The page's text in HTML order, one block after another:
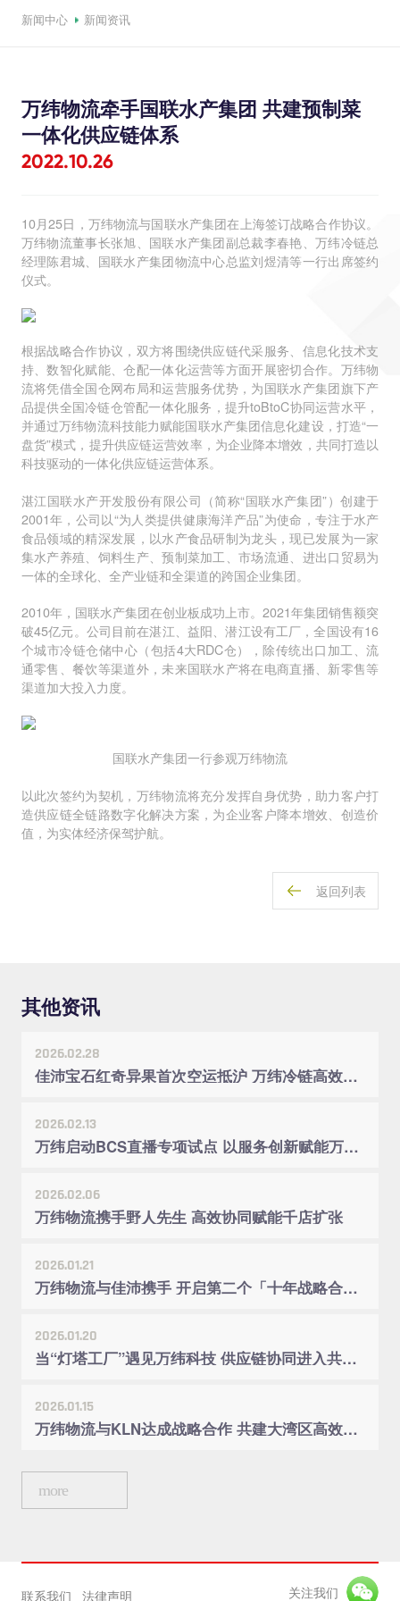
新闻中心 新闻资讯
万纬物流牵手国联水产集团 共建预制菜
一体化供应链体系
2022.10.26
10月25日，万纬物流与国联水产集团在上海签订战略合作协议。
万纬物流董事长张旭、国联水产集团副总裁李春艳、万纬冷链总
经理陈君城、国联水产集团物流中心总监刘煜清等一行出席签约
仪式。
根据战略合作协议，双方将围绕供应链代采服务、信息化技术支
持、数智化赋能、仓配一体化运营等方面开展密切合作。万纬物
流将凭借全国仓网布局和运营服务优势，为国联水产集团旗下产
品提供全国冷链仓管配一体化服务，提升toBtoC协同运营水平，
并通过万纬物流科技能力赋能国联水产集团信息化建设，打造“一
盘货”模式，提升供应链运营效率，为企业降本增效，共同打造以
科技驱动的一体化供应链运营体系。
湛江国联水产开发股份有限公司（简称“国联水产集团”）创建于
2001年，公司以“为人类提供健康海洋产品”为使命，专注于水产
食品领域的精深发展，以水产食品研制为龙头，现已发展为一家
集水产养殖、饲料生产、预制菜加工、市场流通、进出口贸易为
一体的全球化、全产业链和全渠道的跨国企业集团。
2010年，国联水产集团在创业板成功上市。2021年集团销售额突
破45亿元。公司目前在湛江、益阳、潜江设有工厂，全国设有16
个城市冷链仓储中心（包括4大RDC仓），除传统出口加工、流
通零售、餐饮等渠道外，未来国联水产将在电商直播、新零售等
渠道加大投入力度。
国联水产集团一行参观万纬物流
以此次签约为契机，万纬物流将充分发挥自身优势，助力客户打
造供应链全链路数字化解决方案，为企业客户降本增效、创造价
值，为实体经济保驾护航。
返回列表
其他资讯
2026.02.28
佳沛宝石红奇异果首次空运抵沪 万纬冷链高效接驳入库
2026.02.13
万纬启动BCS直播专项试点 以服务创新赋能万家配升级
2026.02.06
万纬物流携手野人先生 高效协同赋能千店扩张
2026.01.21
万纬物流与佳沛携手 开启第二个「十年战略合作」
2026.01.20
当“灯塔工厂”遇见万纬科技 供应链协同进入共创时代
2026.01.15
万纬物流与KLN达成战略合作 共建大湾区高效供应链体系
more
联系我们 法律声明 关注我们